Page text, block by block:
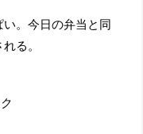
。今日の弁当と同
る。